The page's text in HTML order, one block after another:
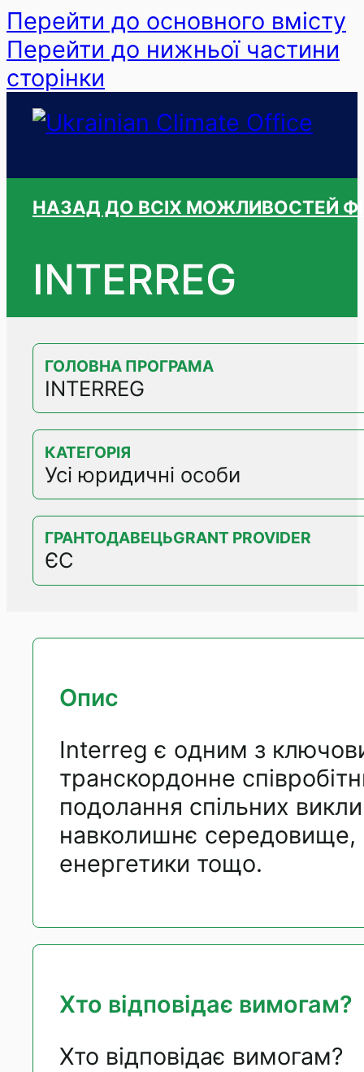
Перейти до основного вмісту
Перейти до нижньої частини
сторінки
НАЗАД ДО ВСІХ МОЖЛИВОСТЕЙ
INTERREG
ГОЛОВНА ПРОГРАМА
INTERREG
КАТЕГОРІЯ
Усі юридичні особи
ГРАНТОДАВЕЦЬGRANT PROVIDER
ЄС
Опис
Interreg є одним з
транскордонне
подолання спільних
навколишнє середовище,
енергетики тощо.
Хто відповідає вимогам?
Хто відповідає вимогам?